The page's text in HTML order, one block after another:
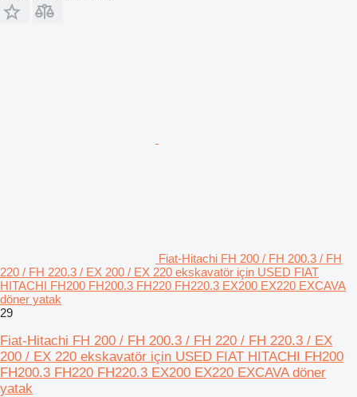
Fiat-Hitachi FH 200 / FH 200.3 / FH
220 / FH 220.3 / EX 200 / EX 220 ekskavatör için USED FIAT
HITACHI FH200 FH200.3 FH220 FH220.3 EX200 EX220 EXCAVA
döner yatak
29
Fiat-Hitachi FH 200 / FH 200.3 / FH 220 / FH 220.3 / EX
200 / EX 220 ekskavatör için USED FIAT HITACHI FH200
FH200.3 FH220 FH220.3 EX200 EX220 EXCAVA döner
yatak